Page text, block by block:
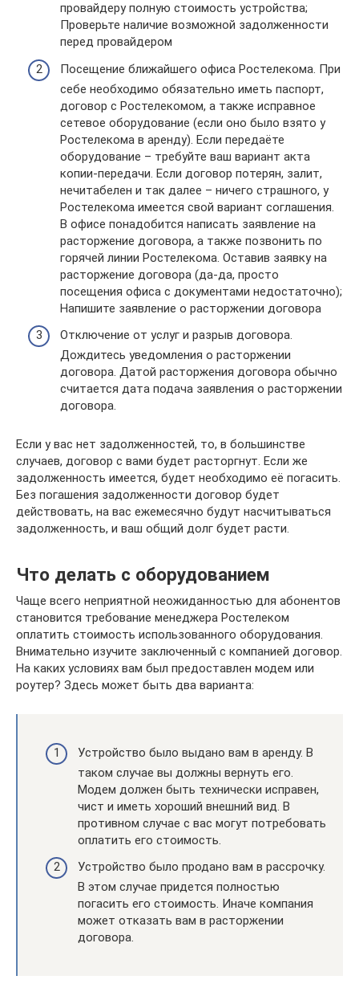
провайдеру полную стоимость устройства;
Проверьте наличие возможной задолженности
перед провайдером
Посещение ближайшего офиса Ростелекома. При
себе необходимо обязательно иметь паспорт,
договор с Ростелекомом, а также исправное
сетевое оборудование (если оно было взято у
Ростелекома в аренду). Если передаёте
оборудование – требуйте ваш вариант акта
копии-передачи. Если договор потерян, залит,
нечитабелен и так далее – ничего страшного, у
Ростелекома имеется свой вариант соглашения.
В офисе понадобится написать заявление на
расторжение договора, а также позвонить по
горячей линии Ростелекома. Оставив заявку на
расторжение договора (да-да, просто
посещения офиса с документами недостаточно);
Напишите заявление о расторжении договора
Отключение от услуг и разрыв договора.
Дождитесь уведомления о расторжении
договора. Датой расторжения договора обычно
считается дата подача заявления о расторжении
договора.
Если у вас нет задолженностей, то, в большинстве
случаев, договор с вами будет расторгнут. Если же
задолженность имеется, будет необходимо её погасить.
Без погашения задолженности договор будет
действовать, на вас ежемесячно будут насчитываться
задолженность, и ваш общий долг будет расти.
Что делать с оборудованием
Чаще всего неприятной неожиданностью для абонентов
становится требование менеджера Ростелеком
оплатить стоимость использованного оборудования.
Внимательно изучите заключенный с компанией договор.
На каких условиях вам был предоставлен модем или
роутер? Здесь может быть два варианта:
Устройство было выдано вам в аренду. В
таком случае вы должны вернуть его.
Модем должен быть технически исправен,
чист и иметь хороший внешний вид. В
противном случае с вас могут потребовать
оплатить его стоимость.
Устройство было продано вам в рассрочку.
В этом случае придется полностью
погасить его стоимость. Иначе компания
может отказать вам в расторжении
договора.